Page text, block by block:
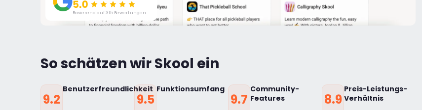
Basierend auf 315 Bewertungen
So schätzen wir Skool ein
9.2
Benutzerfreundlichkeit
9.5
Funktionsumfang
9.7
Community-
Features
8.9
Preis-Leistungs-
Verhältnis